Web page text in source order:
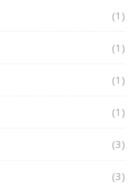
(1)
(1)
(1)
(1)
(3)
(3)